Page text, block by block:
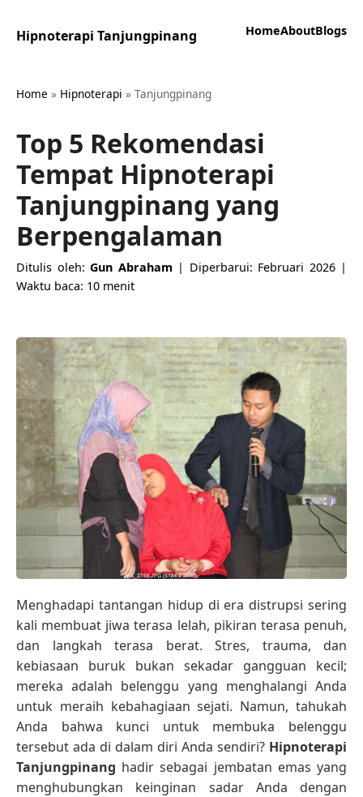
Hipnoterapi Tanjungpinang HomeAboutBlogs
Home » Hipnoterapi » Tanjungpinang
Top 5 Rekomendasi
Tempat Hipnoterapi
Tanjungpinang yang
Berpengalaman
Ditulis oleh: Gun Abraham | Diperbarui: Februari 2026 |
Waktu baca: 10 menit
Menghadapi tantangan hidup di era distrupsi sering
kali membuat jiwa terasa lelah, pikiran terasa penuh,
dan langkah terasa berat. Stres, trauma, dan
kebiasaan buruk bukan sekadar gangguan kecil;
mereka adalah belenggu yang menghalangi Anda
untuk meraih kebahagiaan sejati. Namun, tahukah
Anda bahwa kunci untuk membuka belenggu
tersebut ada di dalam diri Anda sendiri? Hipnoterapi
Tanjungpinang hadir sebagai jembatan emas yang
menghubungkan keinginan sadar Anda dengan